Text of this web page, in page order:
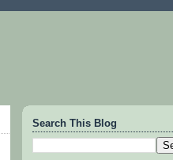
Search This Blog